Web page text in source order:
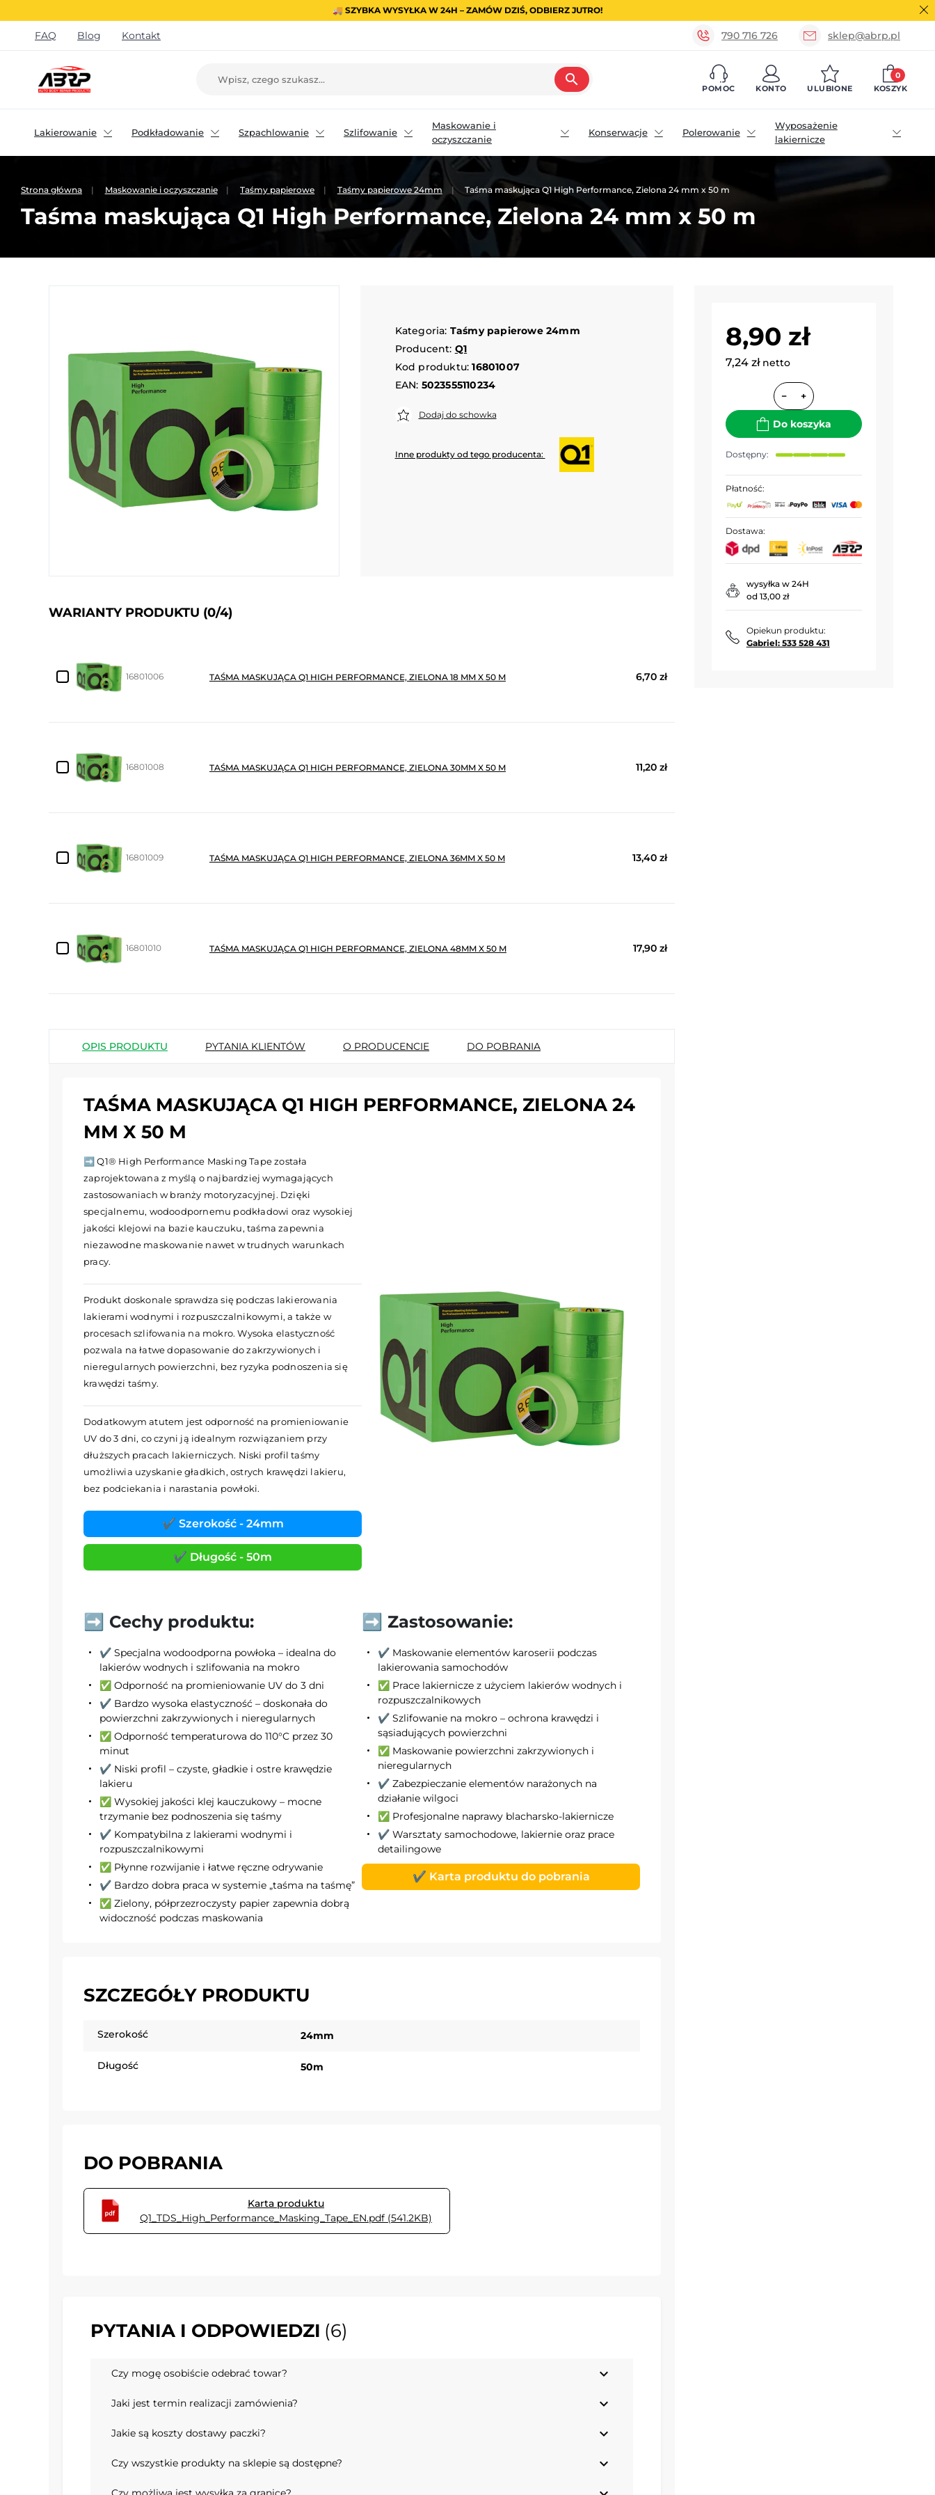
🚚 SZYBKA WYSYŁKA W 24H – ZAMÓW DZIŚ, ODBIERZ JUTRO!
FAQ Blog Kontakt 790 716 726 sklep@abrp.pl
search
POMOC KONTO ULUBIONE KOSZYK
0
Lakierowanie Podkładowanie Szpachlowanie Szlifowanie
Maskowanie i
oczyszczanie
Konserwacje Polerowanie
Wyposażenie
lakiernicze
Strona główna Maskowanie i oczyszczanie Taśmy papierowe Taśmy papierowe 24mm Taśma maskująca Q1 High Performance, Zielona 24 mm x 50 m
Taśma maskująca Q1 High Performance, Zielona 24 mm x 50 m
Kategoria: Taśmy papierowe 24mm
Producent: Q1
Kod produktu: 16801007
EAN: 5023555110234
Dodaj do schowka
Inne produkty od tego producenta:
8,90 zł
7,24 zł netto
− +
Do koszyka
Dostępny:
Płatność:
Dostawa:
wysyłka w 24H
od 13,00 zł
Opiekun produktu:
Gabriel: 533 528 431
WARIANTY PRODUKTU (0/4)
16801006 TAŚMA MASKUJĄCA Q1 HIGH PERFORMANCE, ZIELONA 18 MM X 50 M 6,70 zł
16801008 TAŚMA MASKUJĄCA Q1 HIGH PERFORMANCE, ZIELONA 30MM X 50 M 11,20 zł
16801009 TAŚMA MASKUJĄCA Q1 HIGH PERFORMANCE, ZIELONA 36MM X 50 M 13,40 zł
16801010 TAŚMA MASKUJĄCA Q1 HIGH PERFORMANCE, ZIELONA 48MM X 50 M 17,90 zł
OPIS PRODUKTU PYTANIA KLIENTÓW O PRODUCENCIE DO POBRANIA
TAŚMA MASKUJĄCA Q1 HIGH PERFORMANCE, ZIELONA 24
MM X 50 M
➡️ Q1® High Performance Masking Tape została
zaprojektowana z myślą o najbardziej wymagających
zastosowaniach w branży motoryzacyjnej. Dzięki
specjalnemu, wodoodpornemu podkładowi oraz wysokiej
jakości klejowi na bazie kauczuku, taśma zapewnia
niezawodne maskowanie nawet w trudnych warunkach
pracy.
Produkt doskonale sprawdza się podczas lakierowania
lakierami wodnymi i rozpuszczalnikowymi, a także w
procesach szlifowania na mokro. Wysoka elastyczność
pozwala na łatwe dopasowanie do zakrzywionych i
nieregularnych powierzchni, bez ryzyka podnoszenia się
krawędzi taśmy.
Dodatkowym atutem jest odporność na promieniowanie
UV do 3 dni, co czyni ją idealnym rozwiązaniem przy
dłuższych pracach lakierniczych. Niski profil taśmy
umożliwia uzyskanie gładkich, ostrych krawędzi lakieru,
bez podciekania i narastania powłoki.
✔️ Szerokość - 24mm
✔️ Długość - 50m
➡️ Cechy produktu:
✔️ Specjalna wodoodporna powłoka – idealna do
lakierów wodnych i szlifowania na mokro
✅ Odporność na promieniowanie UV do 3 dni
✔️ Bardzo wysoka elastyczność – doskonała do
powierzchni zakrzywionych i nieregularnych
✅ Odporność temperaturowa do 110°C przez 30
minut
✔️ Niski profil – czyste, gładkie i ostre krawędzie
lakieru
✅ Wysokiej jakości klej kauczukowy – mocne
trzymanie bez podnoszenia się taśmy
✔️ Kompatybilna z lakierami wodnymi i
rozpuszczalnikowymi
✅ Płynne rozwijanie i łatwe ręczne odrywanie
✔️ Bardzo dobra praca w systemie „taśma na taśmę”
✅ Zielony, półprzezroczysty papier zapewnia dobrą
widoczność podczas maskowania
➡️ Zastosowanie:
✔️ Maskowanie elementów karoserii podczas
lakierowania samochodów
✅ Prace lakiernicze z użyciem lakierów wodnych i
rozpuszczalnikowych
✔️ Szlifowanie na mokro – ochrona krawędzi i
sąsiadujących powierzchni
✅ Maskowanie powierzchni zakrzywionych i
nieregularnych
✔️ Zabezpieczanie elementów narażonych na
działanie wilgoci
✅ Profesjonalne naprawy blacharsko-lakiernicze
✔️ Warsztaty samochodowe, lakiernie oraz prace
detailingowe
✔️ Karta produktu do pobrania
SZCZEGÓŁY PRODUKTU
Szerokość 24mm
Długość 50m
DO POBRANIA
Karta produktu
Q1_TDS_High_Performance_Masking_Tape_EN.pdf (541.2KB)
PYTANIA I ODPOWIEDZI (6)
Czy mogę osobiście odebrać towar? expand_more
Jaki jest termin realizacji zamówienia? expand_more
Jakie są koszty dostawy paczki? expand_more
Czy wszystkie produkty na sklepie są dostępne? expand_more